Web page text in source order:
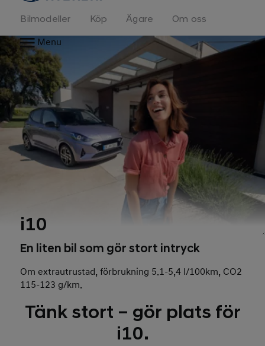
Bilmodeller Köp Ägare
Om oss
Menu
i10
En liten bil som gör stort intryck
Om extrautrustad, förbrukning 5.1-5,4 l/100km, CO2
115-123 g/km.
Tänk stort – gör plats för
i10.